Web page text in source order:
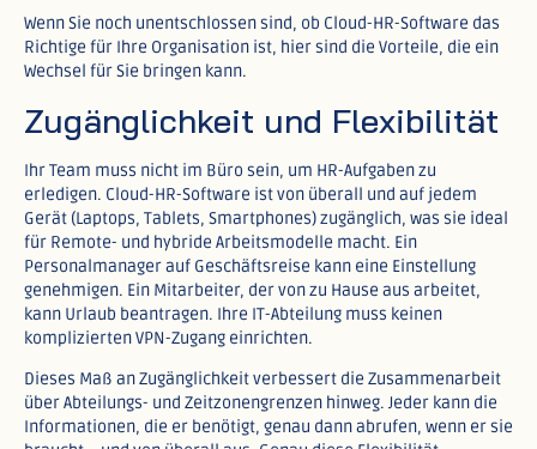
Wenn Sie noch unentschlossen sind, ob Cloud-HR-Software das
Richtige für Ihre Organisation ist, hier sind die Vorteile, die ein
Wechsel für Sie bringen kann.
Zugänglichkeit und Flexibilität
Ihr Team muss nicht im Büro sein, um HR-Aufgaben zu
erledigen. Cloud-HR-Software ist von überall und auf jedem
Gerät (Laptops, Tablets, Smartphones) zugänglich, was sie ideal
für Remote- und hybride Arbeitsmodelle macht. Ein
Personalmanager auf Geschäftsreise kann eine Einstellung
genehmigen. Ein Mitarbeiter, der von zu Hause aus arbeitet,
kann Urlaub beantragen. Ihre IT-Abteilung muss keinen
komplizierten VPN-Zugang einrichten.​
Dieses Maß an Zugänglichkeit verbessert die Zusammenarbeit
über Abteilungs- und Zeitzonengrenzen hinweg. Jeder kann die
Informationen, die er benötigt, genau dann abrufen, wenn er sie